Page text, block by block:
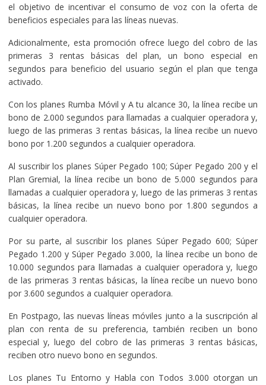
el objetivo de incentivar el consumo de voz con la oferta de
beneficios especiales para las líneas nuevas.
Adicionalmente, esta promoción ofrece luego del cobro de las
primeras 3 rentas básicas del plan, un bono especial en
segundos para beneficio del usuario según el plan que tenga
activado.
Con los planes Rumba Móvil y A tu alcance 30, la línea recibe un
bono de 2.000 segundos para llamadas a cualquier operadora y,
luego de las primeras 3 rentas básicas, la línea recibe un nuevo
bono por 1.200 segundos a cualquier operadora.
Al suscribir los planes Súper Pegado 100; Súper Pegado 200 y el
Plan Gremial, la línea recibe un bono de 5.000 segundos para
llamadas a cualquier operadora y, luego de las primeras 3 rentas
básicas, la línea recibe un nuevo bono por 1.800 segundos a
cualquier operadora.
Por su parte, al suscribir los planes Súper Pegado 600; Súper
Pegado 1.200 y Súper Pegado 3.000, la línea recibe un bono de
10.000 segundos para llamadas a cualquier operadora y, luego
de las primeras 3 rentas básicas, la línea recibe un nuevo bono
por 3.600 segundos a cualquier operadora.
En Postpago, las nuevas líneas móviles junto a la suscripción al
plan con renta de su preferencia, también reciben un bono
especial y, luego del cobro de las primeras 3 rentas básicas,
reciben otro nuevo bono en segundos.
Los planes Tu Entorno y Habla con Todos 3.000 otorgan un